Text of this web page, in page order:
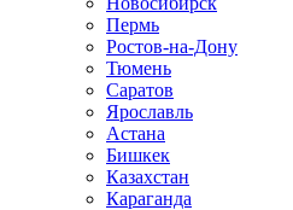
Пермь
Ростов-на-Дону
Тюмень
Саратов
Ярославль
Астана
Бишкек
Казахстан
Караганда